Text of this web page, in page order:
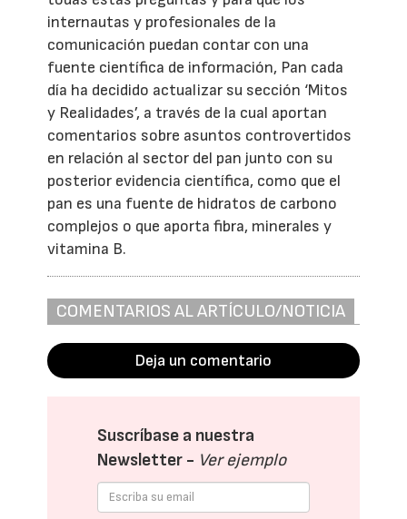
internautas y profesionales de la
comunicación puedan contar con una
fuente científica de información, Pan cada
día ha decidido actualizar su sección ‘Mitos
y Realidades’, a través de la cual aportan
comentarios sobre asuntos controvertidos
en relación al sector del pan junto con su
posterior evidencia científica, como que el
pan es una fuente de hidratos de carbono
complejos o que aporta fibra, minerales y
vitamina B.
COMENTARIOS AL ARTÍCULO/NOTICIA
Deja un comentario
Suscríbase a nuestra
Newsletter - Ver ejemplo